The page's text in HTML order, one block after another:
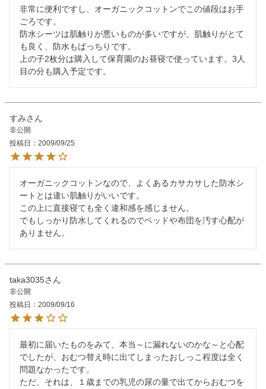
非常に便利ですし、オーガニックコットンでこの値段はお手
ごろです。
防水シーツは肌触りが悪いものが多いですが、肌触りがとて
も良く、防水もばっちりです。
上の子2枚分は購入して保育園のお昼寝で使っています。3人
すみ
非公開
投稿日
2009/09/25
オーガニックコットンなので、よくあるカサカサした防水シ
ートとは違い肌触りがいいです。
この上に直接寝ても全く違和感を感じません。
でもしっかり防水してくれるのでベッドや布団を汚す心配が
taka3035
非公開
投稿日
2009/09/16
最初に届いたものをみて、本当～に漏れないのかな～と心配
でしたが、おむつ替え時に出てしまったおしっこ程度は全く
問題なかったです。
ただ、それは、１歳までの乳児の尿の量で出てからおむつを